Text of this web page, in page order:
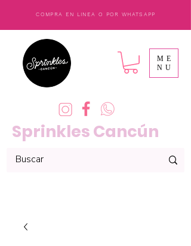
COMPRA EN LINEA O POR WHATSAPP
Sprinkles Cancún
ME
NU